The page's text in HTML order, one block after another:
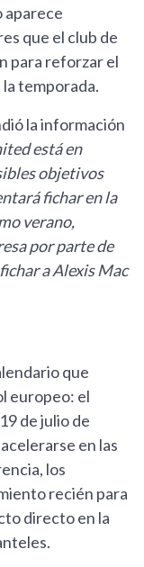
aparece
que el club de
para reforzar el
temporada.
la información
está en
objetivos
fichar en la
verano,
por parte de
a Alexis Mac
que
europeo: el
de julio de
en las
los
recién para
directo en la